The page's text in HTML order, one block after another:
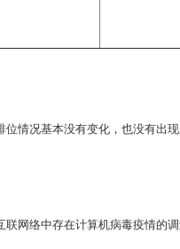
情况基本没有变化，也没有出
网络中存在计算机病毒疫情的